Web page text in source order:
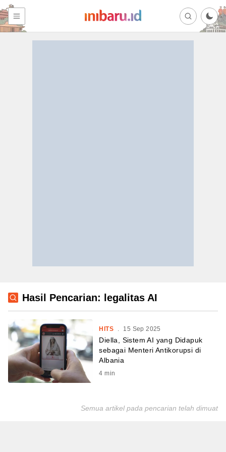
Hasil Pencarian: legalitas AI
HITS . 15 Sep 2025
Diella, Sistem AI yang Didapuk
sebagai Menteri Antikorupsi di
Albania
4 min
Semua artikel pada pencarian telah dimuat